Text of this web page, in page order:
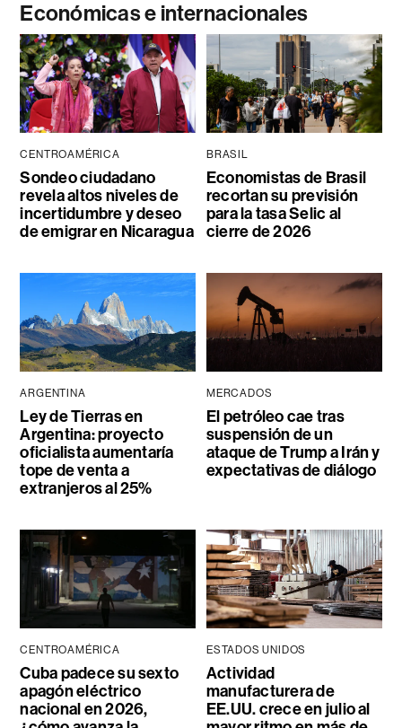
Económicas e internacionales
CENTROAMÉRICA
Sondeo ciudadano
revela altos niveles de
incertidumbre y deseo
de emigrar en Nicaragua
BRASIL
Economistas de Brasil
recortan su previsión
para la tasa Selic al
cierre de 2026
ARGENTINA
Ley de Tierras en
Argentina: proyecto
oficialista aumentaría
tope de venta a
extranjeros al 25%
MERCADOS
El petróleo cae tras
suspensión de un
ataque de Trump a Irán y
expectativas de diálogo
CENTROAMÉRICA
Cuba padece su sexto
apagón eléctrico
nacional en 2026,
ESTADOS UNIDOS
Actividad
manufacturera de
EE.UU. crece en julio al